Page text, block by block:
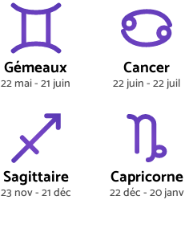
Gémeaux
22 mai - 21 juin
Cancer
22 juin - 22 juil
Sagittaire
23 nov - 21 déc
Capricorne
22 déc - 20 janv